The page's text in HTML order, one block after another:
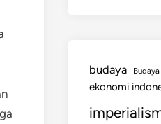
budaya
ekonomi